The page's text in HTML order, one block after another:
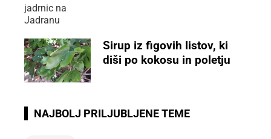
Sirup iz figovih listov, ki
diši po kokosu in poletju
NAJBOLJ PRILJUBLJENE TEME